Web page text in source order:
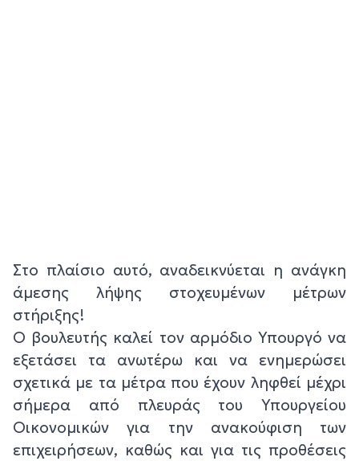
Στο πλαίσιο αυτό, αναδεικνύεται η ανάγκη
άμεσης λήψης στοχευμένων μέτρων
στήριξης!
Ο βουλευτής καλεί τον αρμόδιο Υπουργό να
εξετάσει τα ανωτέρω και να ενημερώσει
σχετικά με τα μέτρα που έχουν ληφθεί μέχρι
σήμερα από πλευράς του Υπουργείου
Οικονομικών για την ανακούφιση των
επιχειρήσεων, καθώς και για τις προθέσεις